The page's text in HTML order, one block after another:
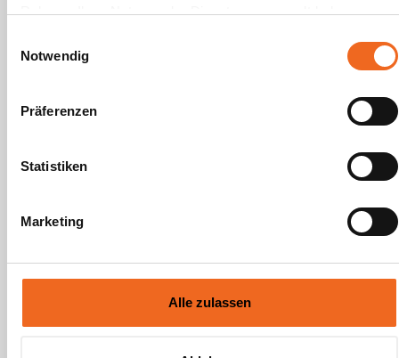
Rahmen Ihrer Nutzung der Dienste gesammelt haben.
Notwendig
Präferenzen
Statistiken
Marketing
Alle zulassen
Weitere Kundenstimmen
Mieter-
Informationsevent
zum
Vertragsabschluss
Ossler Solar Mieterevent